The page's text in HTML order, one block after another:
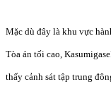
Mặc dù đây là khu vực
Tòa án tối cao,
thấy cảnh sát tập trung